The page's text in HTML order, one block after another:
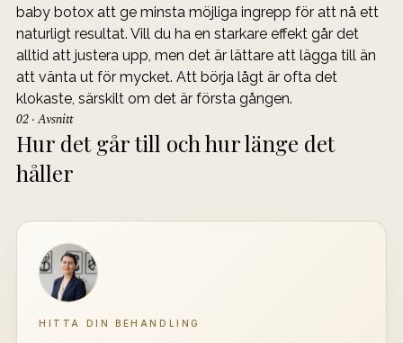
baby botox att ge minsta möjliga ingrepp för att nå ett
naturligt resultat. Vill du ha en starkare effekt går det
alltid att justera upp, men det är lättare att lägga till än
att vänta ut för mycket. Att börja lågt är ofta det
klokaste, särskilt om det är första gången.
02 · Avsnitt
Hur det går till och hur länge det
håller
HITTA DIN BEHANDLING